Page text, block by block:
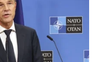
phạm có liên quan tới IS
THX/TTXVN)
gia Thổ Nhĩ
nước này đã